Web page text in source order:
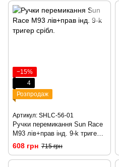
−15%
4
Розпродаж
Артикул: SHLC-56-01
Ручки перемикання Sun Race
M93 лів+прав інд. 9-k тригер
срібл.
608 грн 715 грн